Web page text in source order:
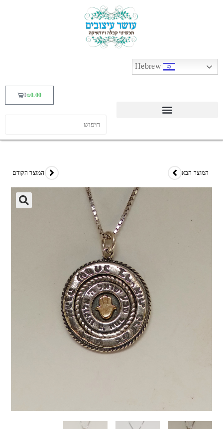
Hebrew
₪0.00
0
המוצר הקודם המוצר הבא